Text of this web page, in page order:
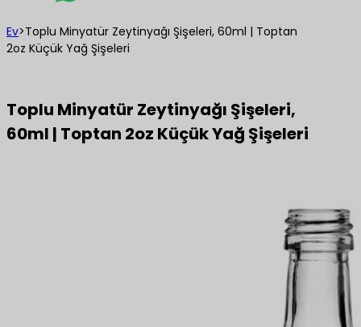
Ev>Toplu Minyatür Zeytinyağı Şişeleri, 60ml | Toptan
2oz Küçük Yağ Şişeleri
Toplu Minyatür Zeytinyağı Şişeleri,
60ml | Toptan 2oz Küçük Yağ Şişeleri